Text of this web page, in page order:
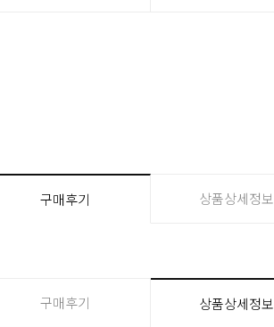
구매후기 상품상세정보
구매후기 상품상세정보